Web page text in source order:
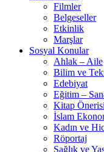
Filmler
Belgeseller
Etkinlik
Marşlar
Sosyal Konular
Ahlak – Aile
Bilim ve
Edebiyat
Eğitim –
Kitap Önerisi
İslam
Kadın ve
Röportaj
Sağlık ve